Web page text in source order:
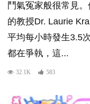
鬥氣冤家般很常見
的教授Dr. Laurie
平均每小時發生3.5
都在爭執，這...
32.1K 583